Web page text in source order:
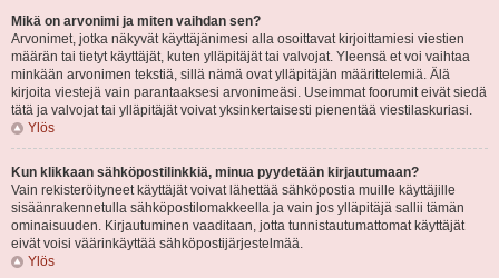
Mikä on arvonimi ja miten vaihdan sen?
Arvonimet, jotka näkyvät käyttäjänimesi alla osoittavat kirjoittamiesi viestien
määrän tai tietyt käyttäjät, kuten ylläpitäjät tai valvojat. Yleensä et voi vaihtaa
minkään arvonimen tekstiä, sillä nämä ovat ylläpitäjän määrittelemiä. Älä
kirjoita viestejä vain parantaaksesi arvonimeäsi. Useimmat foorumit eivät siedä
tätä ja valvojat tai ylläpitäjät voivat yksinkertaisesti pienentää viestilaskuriasi.
Ylös
Kun klikkaan sähköpostilinkkiä, minua pyydetään kirjautumaan?
Vain rekisteröityneet käyttäjät voivat lähettää sähköpostia muille käyttäjille
sisäänrakennetulla sähköpostilomakkeella ja vain jos ylläpitäjä sallii tämän
ominaisuuden. Kirjautuminen vaaditaan, jotta tunnistautumattomat käyttäjät
eivät voisi väärinkäyttää sähköpostijärjestelmää.
Ylös